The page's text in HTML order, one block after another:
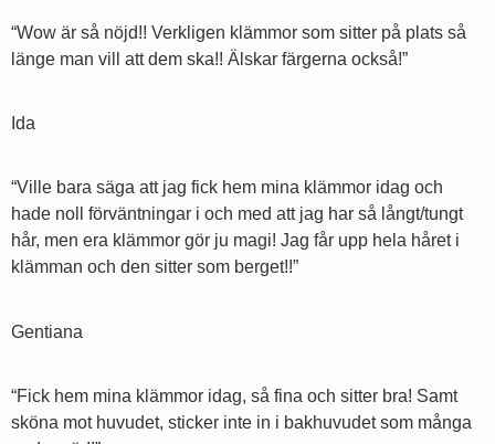
“Wow är så nöjd!! Verkligen klämmor som sitter på plats så
länge man vill att dem ska!! Älskar färgerna också!”​
Ida
“Ville bara säga att jag fick hem mina klämmor idag och
hade noll förväntningar i och med att jag har så långt/tungt
hår, men era klämmor gör ju magi! Jag får upp hela håret i
klämman och den sitter som berget!!”​
Gentiana
“Fick hem mina klämmor idag, så fina och sitter bra! Samt
sköna mot huvudet, sticker inte in i bakhuvudet som många